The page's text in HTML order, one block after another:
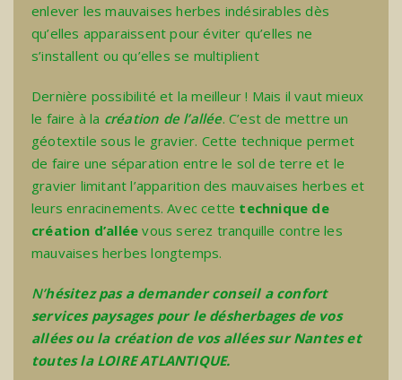
enlever les mauvaises herbes indésirables dès
qu’elles apparaissent pour éviter qu’elles ne
s’installent ou qu’elles se multiplient
Dernière possibilité et la meilleur ! Mais il vaut mieux
le faire à la création de l’allée. C’est de mettre un
géotextile sous le gravier. Cette technique permet
de faire une séparation entre le sol de terre et le
gravier limitant l’apparition des mauvaises herbes et
leurs enracinements. Avec cette technique de
création d’allée vous serez tranquille contre les
mauvaises herbes longtemps.
N’hésitez pas a demander conseil a confort
services paysages pour le désherbages de vos
allées ou la création de vos allées sur Nantes et
toutes la LOIRE ATLANTIQUE.